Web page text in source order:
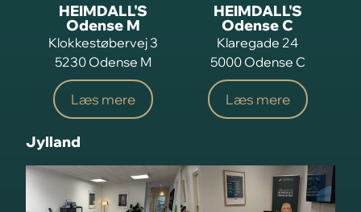
HEIMDALL'S
Odense M
Klokkestøbervej 3
5230 Odense M
Læs mere
HEIMDALL'S
Odense C
Klaregade 24
5000 Odense C
Læs mere
Jylland